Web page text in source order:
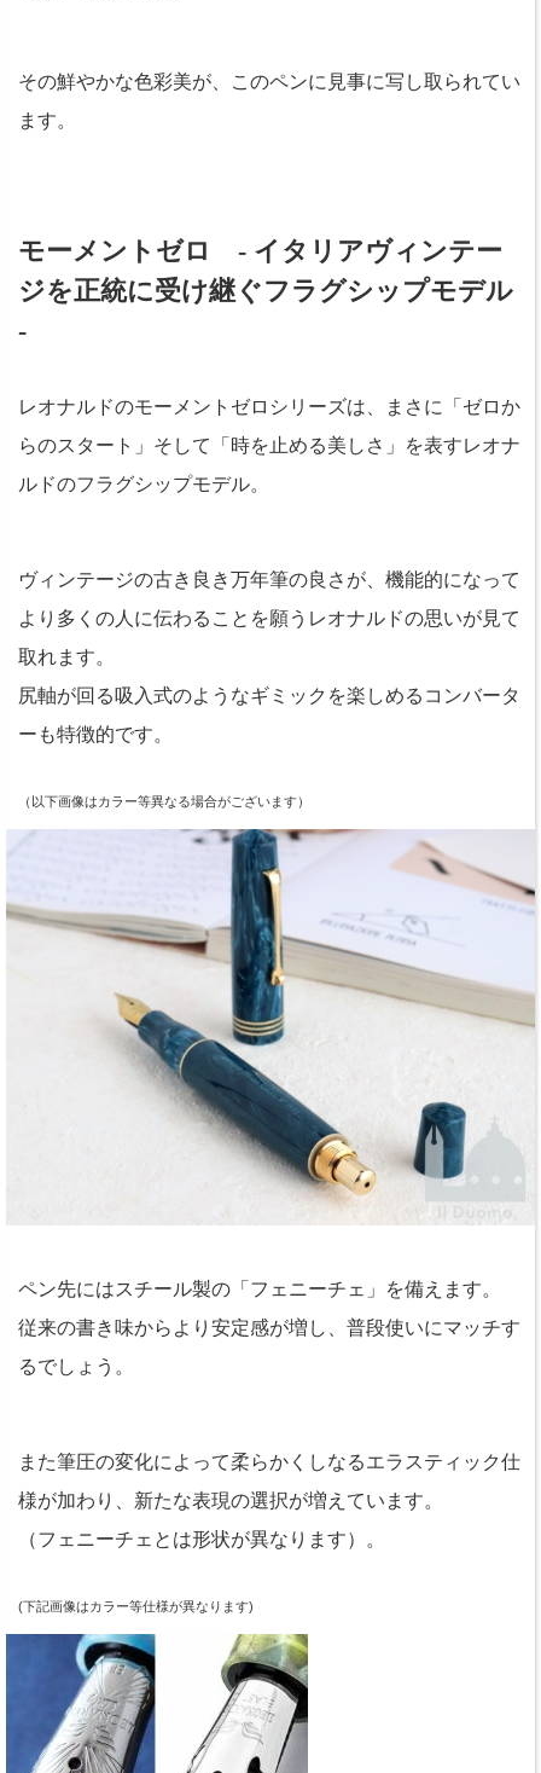
その鮮やかな色彩美が、このペンに見事に写し取られてい
ます。
モーメントゼロ - イタリアヴィンテー
ジを正統に受け継ぐフラグシップモデル
-
レオナルドのモーメントゼロシリーズは、まさに「ゼロか
らのスタート」そして「時を止める美しさ」を表すレオナ
ルドのフラグシップモデル。
ヴィンテージの古き良き万年筆の良さが、機能的になって
より多くの人に伝わることを願うレオナルドの思いが見て
取れます。
尻軸が回る吸入式のようなギミックを楽しめるコンバータ
ーも特徴的です。
（以下画像はカラー等異なる場合がございます）
ペン先にはスチール製の「フェニーチェ」を備えます。
従来の書き味からより安定感が増し、普段使いにマッチす
るでしょう。
また筆圧の変化によって柔らかくしなるエラスティック仕
様が加わり、新たな表現の選択が増えています。
（フェニーチェとは形状が異なります）。
(下記画像はカラー等仕様が異なります)